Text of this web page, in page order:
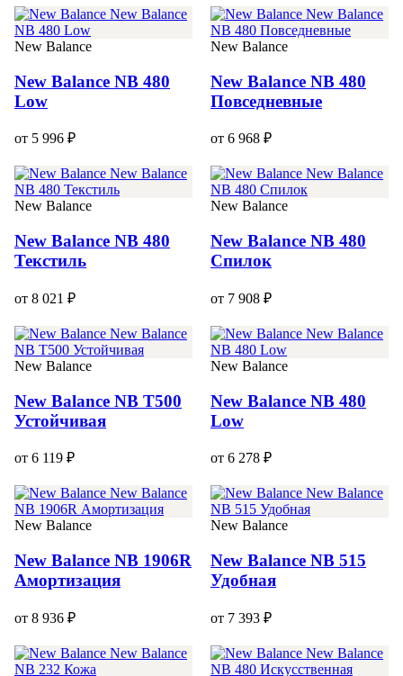
New Balance
New Balance NB 480
Low
от 5 996 ₽
New Balance
New Balance NB 480
Повседневные
от 6 968 ₽
New Balance
New Balance NB 480
Текстиль
от 8 021 ₽
New Balance
New Balance NB 480
Спилок
от 7 908 ₽
New Balance
New Balance NB T500
Устойчивая
от 6 119 ₽
New Balance
New Balance NB 480
Low
от 6 278 ₽
New Balance
New Balance NB 1906R
Амортизация
от 8 936 ₽
New Balance
New Balance NB 515
Удобная
от 7 393 ₽